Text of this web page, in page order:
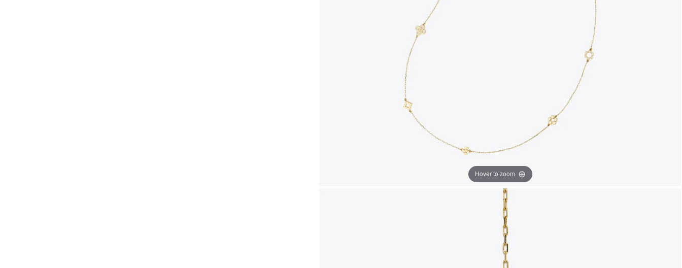
Hover to zoom